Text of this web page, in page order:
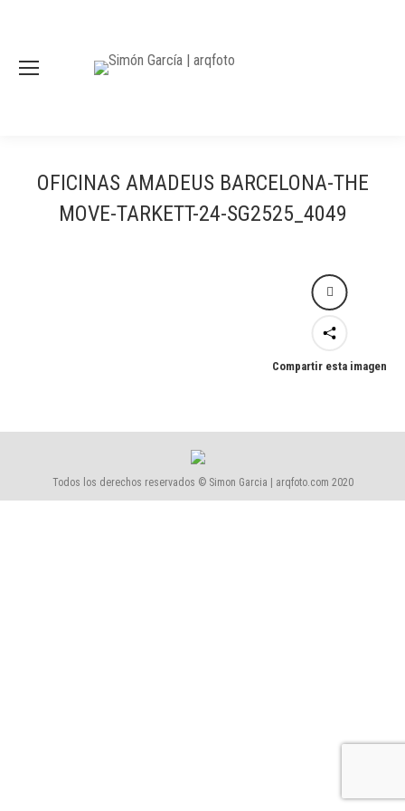
OFICINAS AMADEUS BARCELONA-THE
MOVE-TARKETT-24-SG2525_4049
Compartir esta imagen
Todos los derechos reservados © Simon Garcia | arqfoto.com 2020